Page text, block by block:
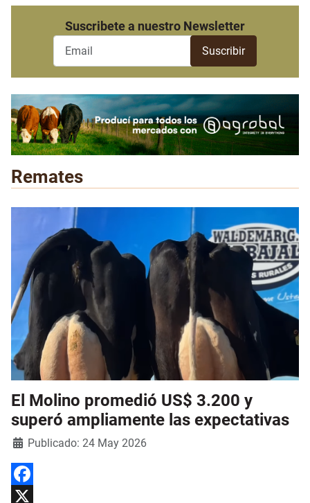
Suscribete a nuestro Newsletter
Remates
El Molino promedió US$ 3.200 y
superó ampliamente las expectativas
DetallesPublicado: 24 May 2026
Facebook